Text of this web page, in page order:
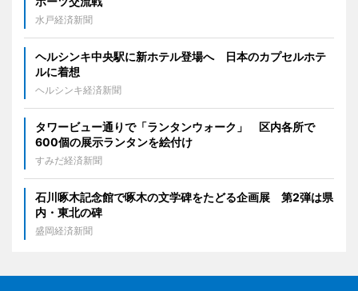
水戸経済新聞
ヘルシンキ中央駅に新ホテル登場へ 日本のカプセルホテ
ルに着想
ヘルシンキ経済新聞
タワービュー通りで「ランタンウォーク」 区内各所で
600個の展示ランタンを絵付け
すみだ経済新聞
石川啄木記念館で啄木の文学碑をたどる企画展 第2弾は県
内・東北の碑
盛岡経済新聞